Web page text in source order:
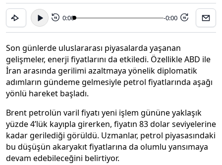
15 0:00 -0:00 15
Son günlerde uluslararası piyasalarda yaşanan
gelişmeler, enerji fiyatlarını da etkiledi. Özellikle ABD ile
İran arasında gerilimi azaltmaya yönelik diplomatik
adımların gündeme gelmesiyle petrol fiyatlarında aşağı
yönlü hareket başladı.
Brent petrolün varil fiyatı yeni işlem gününe yaklaşık
yüzde 4’lük kayıpla girerken, fiyatın 83 dolar seviyelerine
kadar gerilediği görüldü. Uzmanlar, petrol piyasasındaki
bu düşüşün akaryakıt fiyatlarına da olumlu yansımaya
devam edebileceğini belirtiyor.